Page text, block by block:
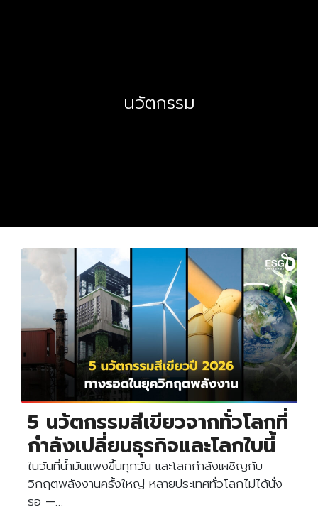
นวัตกรรม
5 นวัตกรรมสีเขียวจากทั่วโลกที่
กำลังเปลี่ยนธุรกิจและโลกใบนี้
ในวันที่น้ำมันแพงขึ้นทุกวัน และโลกกำลังเผชิญกับ
วิกฤตพลังงานครั้งใหญ่ หลายประเทศทั่วโลกไม่ได้นั่ง
รอ —…